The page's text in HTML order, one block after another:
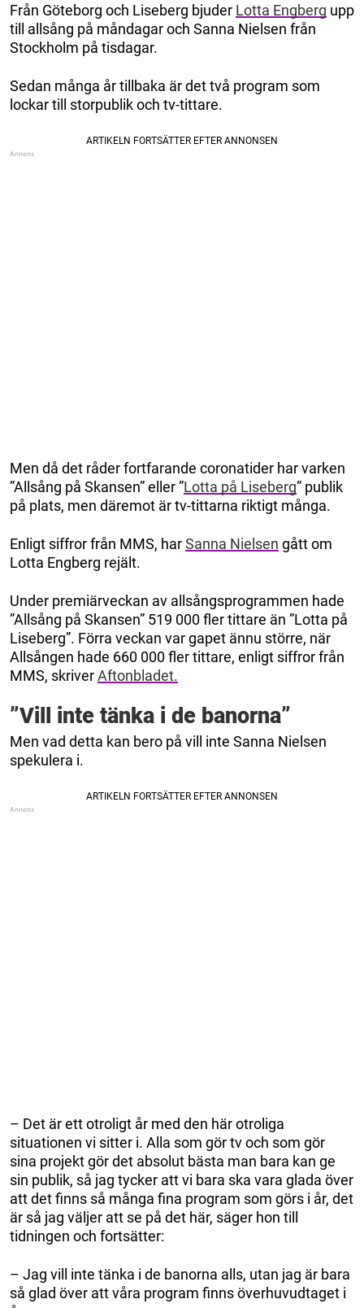
Från Göteborg och Liseberg bjuder Lotta Engberg upp
till allsång på måndagar och Sanna Nielsen från
Stockholm på tisdagar.
Sedan många år tillbaka är det två program som
lockar till storpublik och tv-tittare.
Men då det råder fortfarande coronatider har varken
”Allsång på Skansen” eller ”Lotta på Liseberg” publik
på plats, men däremot är tv-tittarna riktigt många.
Enligt siffror från MMS, harSanna Nielsen gått om
Lotta Engberg rejält.
Under premiärveckan av allsångsprogrammen hade
”Allsång på Skansen” 519 000 fler tittare än ”Lotta på
Liseberg”. Förra veckan var gapet ännu större, när
Allsången hade 660 000 fler tittare, enligt siffror från
MMS, skriverAftonbladet.
”Vill inte tänka i de banorna”
Men vad detta kan bero på vill inte Sanna Nielsen
spekulera i.
– Det är ett otroligt år med den här otroliga
situationen vi sitter i. Alla som gör tv och som gör
sina projekt gör det absolut bästa man bara kan ge
sin publik, så jag tycker att vi bara ska vara glada över
att det finns så många fina program som görs i år, det
är så jag väljer att se på det här, säger hon till
tidningen och fortsätter:
– Jag vill inte tänka i de banorna alls, utan jag är bara
så glad över att våra program finns överhuvudtaget i